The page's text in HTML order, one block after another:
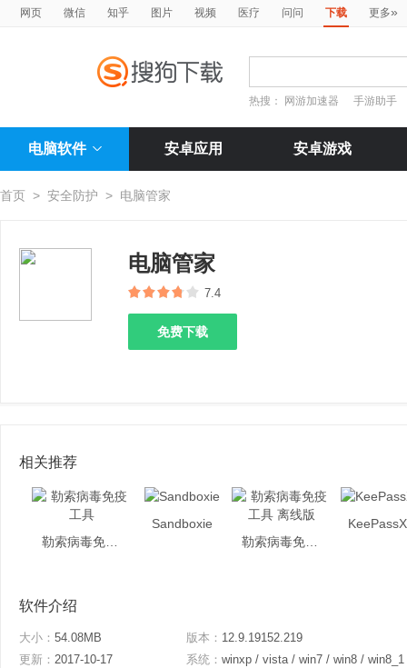
网页 微信 知乎 图片 视频 医疗 问问 下载 更多»
热搜： 网游加速器 手游助手
电脑软件 安卓应用 安卓游戏
首页 > 安全防护 > 电脑管家
电脑管家
7.4
免费下载
相关推荐
Sandboxie
软件介绍
大小： 54.08MB 版本： 12.9.19152.219
更新： 2017-10-17 系统： winxp / vista / win7 / win8 / win8_1